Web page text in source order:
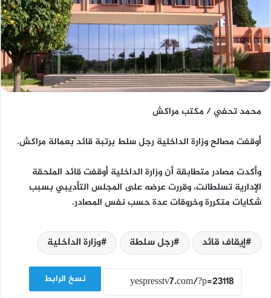
محمد تحفي / مكتب مراكش
أوقفت مصالح وزارة الداخلية رجل سلط برتبة قائد بعمالة مراكش.
وأكدت مصادر متطابقة أن وزارة الداخلية أوقفت قائد الملحقة
الإدارية تسلطانت، وقررت عرضه على المجلس التأديبي بسبب
شكايات متكررة وخروقات عدة حسب نفس المصادر.
إيقاف قائد رجل سلطة وزارة الداخلية
نسخ الرابط